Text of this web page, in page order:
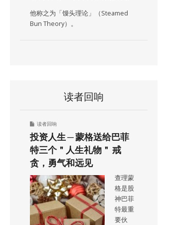
他称之为「馒头理论」（Steamed
Bun Theory）。
读者回响
读者回响
投资人生 ─ 蒙格送给巴菲
特三个＂人生礼物＂ 戒
贪，勇气和远见
查理蒙
格是股
神巴菲
特最重
要伙